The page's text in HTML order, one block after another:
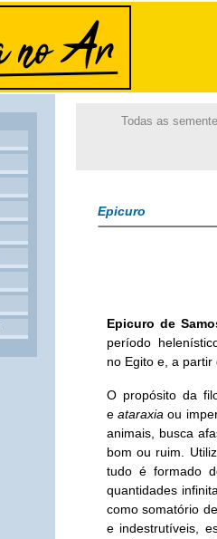
Todas as
Epicuro
Epicuro de
período
no Egito e, a partir
O propósito da
e ataraxia ou
animais, busca
bom ou ruim.
tudo é formado
quantidades
como somatório
e indestrutíveis,